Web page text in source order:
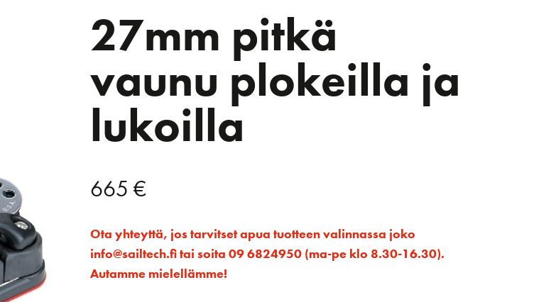
27mm pitkä
vaunu plokeilla ja
lukoilla
665 €
Ota yhteyttä, jos tarvitset apua tuotteen valinnassa joko
info@sailtech.fi tai soita 09 6824950 (ma-pe klo 8.30-16.30).
Autamme mielellämme!